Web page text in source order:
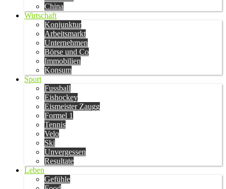
China
Wirtschaft
Konjunktur
Arbeitsmarkt
Unternehmen
Börse und Co
Immobilien
Konsum
Sport
Fussball
Eishockey
Eismeister Zaugg
Formel 1
Tennis
Velo
Ski
Unvergessen
Resultate
Leben
Gefühle